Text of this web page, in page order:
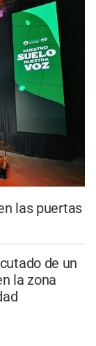
las puertas
de un
la zona